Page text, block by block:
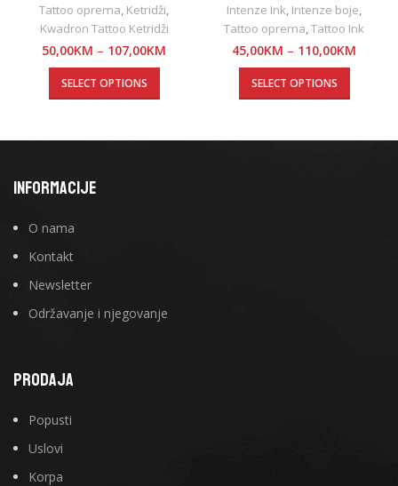
Tattoo oprema Ketridži
Kwadron Tattoo Ketridži
50,00KM – 107,00KM
SELECT OPTIONS
Intenze Ink Intenze boje
Tattoo oprema Tattoo Ink
45,00KM – 110,00KM
SELECT OPTIONS
INFORMACIJE
O nama
Kontakt
Newsletter
Održavanje i njegovanje
PRODAJA
Popusti
Uslovi
Korpa